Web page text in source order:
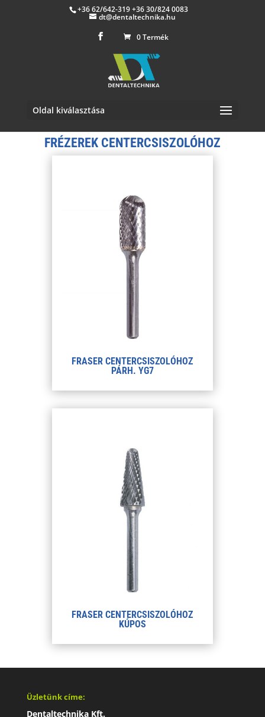
+36 62/642-319 +36 30/824 0083
dt@dentaltechnika.hu
0 Termék
Oldal kiválasztása
FRÉZEREK CENTERCSISZOLÓHOZ
FRASER CENTERCSISZOLÓHOZ
PÁRH. YG7
FRASER CENTERCSISZOLÓHOZ
KÚPOS
Üzletünk címe:
Dentaltechnika Kft.